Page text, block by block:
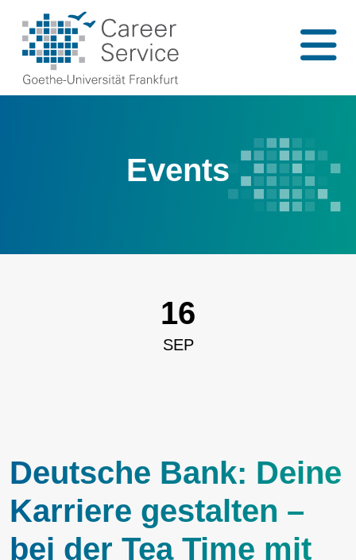
Events
16
SEP
Deutsche Bank: Deine
Karriere gestalten –
bei der Tea Time mit